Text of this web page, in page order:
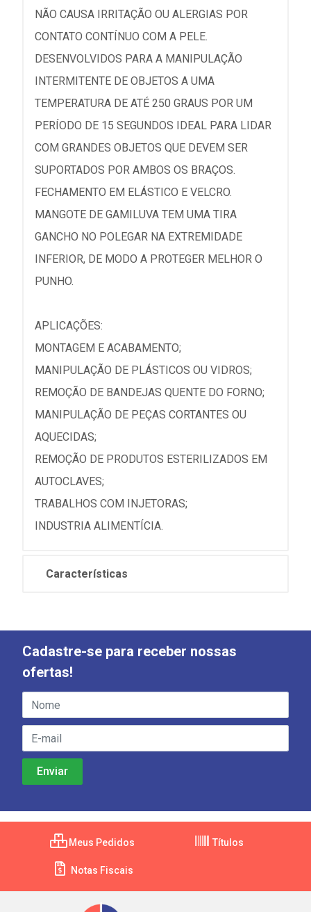
NÃO CAUSA IRRITAÇÃO OU ALERGIAS POR
CONTATO CONTÍNUO COM A PELE.
DESENVOLVIDOS PARA A MANIPULAÇÃO
INTERMITENTE DE OBJETOS A UMA
TEMPERATURA DE ATÉ 250 GRAUS POR UM
PERÍODO DE 15 SEGUNDOS IDEAL PARA LIDAR
COM GRANDES OBJETOS QUE DEVEM SER
SUPORTADOS POR AMBOS OS BRAÇOS.
FECHAMENTO EM ELÁSTICO E VELCRO.
MANGOTE DE GAMILUVA TEM UMA TIRA
GANCHO NO POLEGAR NA EXTREMIDADE
INFERIOR, DE MODO A PROTEGER MELHOR O
PUNHO.
APLICAÇÕES:
MONTAGEM E ACABAMENTO;
MANIPULAÇÃO DE PLÁSTICOS OU VIDROS;
REMOÇÃO DE BANDEJAS QUENTE DO FORNO;
MANIPULAÇÃO DE PEÇAS CORTANTES OU
AQUECIDAS;
REMOÇÃO DE PRODUTOS ESTERILIZADOS EM
AUTOCLAVES;
TRABALHOS COM INJETORAS;
INDUSTRIA ALIMENTÍCIA.
Características
Cadastre-se para receber nossas
ofertas!
Meus Pedidos Títulos
Notas Fiscais